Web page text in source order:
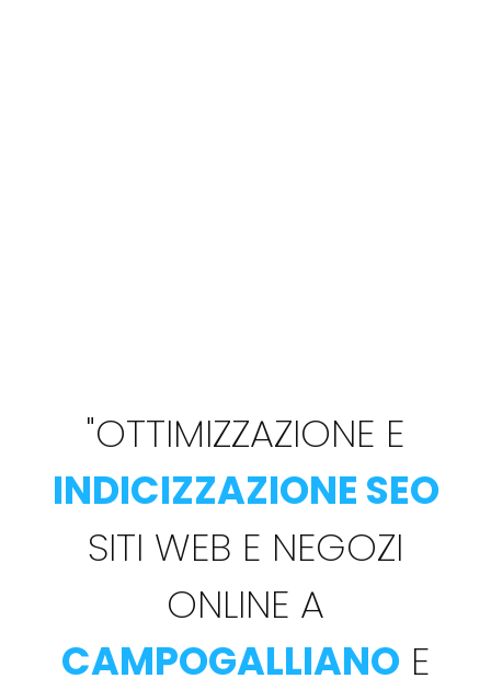
"OTTIMIZZAZIONE E
INDICIZZAZIONE SEO
SITI WEB E NEGOZI
ONLINE A
CAMPOGALLIANO E